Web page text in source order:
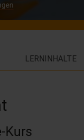
LERNINHALTE
Kurs